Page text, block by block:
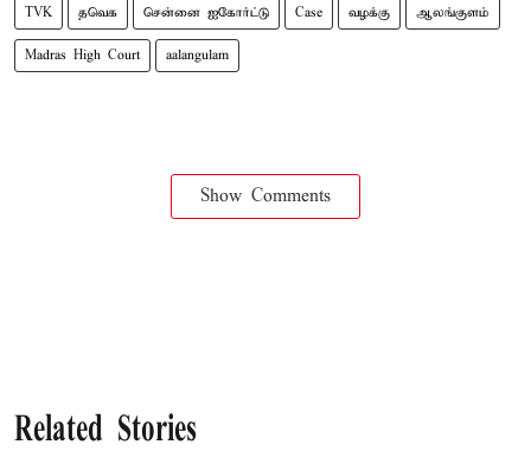
TVK தவெக சென்னை ஐகோர்ட்டு Case வழக்கு ஆலங்குளம்
Madras High Court aalangulam
Show Comments
Related Stories